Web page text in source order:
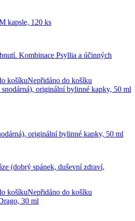
kapsle, 120 ks
Kombinace Psyllia a účinných
košíkuNepřidáno do košíku
originální bylinné kapky, 50 ml
(dobrý spánek, duševní zdraví,
košíkuNepřidáno do košíku